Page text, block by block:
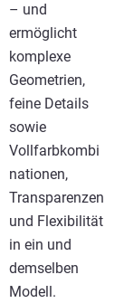
– und
ermöglicht
komplexe
Geometrien,
feine Details
sowie
Vollfarbkombi
nationen,
Transparenzen
und Flexibilität
in ein und
demselben
Modell.